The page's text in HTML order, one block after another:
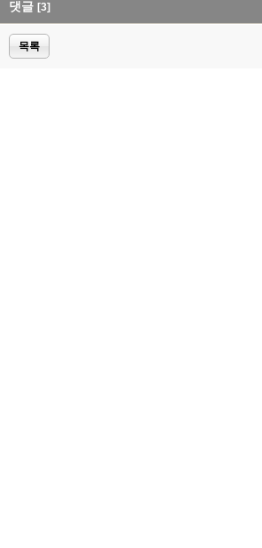
댓글 [3]
목록